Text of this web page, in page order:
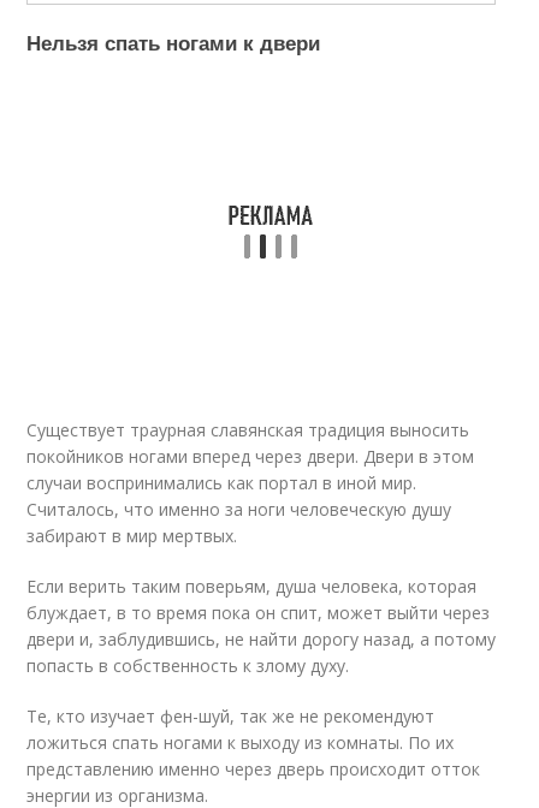
Нельзя спать ногами к двери
Существует траурная славянская традиция выносить
покойников ногами вперед через двери. Двери в этом
случаи воспринимались как портал в иной мир.
Считалось, что именно за ноги человеческую душу
забирают в мир мертвых.
Если верить таким поверьям, душа человека, которая
блуждает, в то время пока он спит, может выйти через
двери и, заблудившись, не найти дорогу назад, а потому
попасть в собственность к злому духу.
Те, кто изучает фен-шуй, так же не рекомендуют
ложиться спать ногами к выходу из комнаты. По их
представлению именно через дверь происходит отток
энергии из организма.